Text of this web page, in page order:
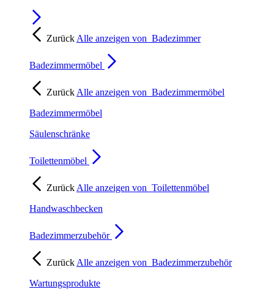
Zurück Alle anzeigen von Badezimmer
Badezimmermöbel
Zurück Alle anzeigen von Badezimmermöbel
Badezimmermöbel
Säulenschränke
Toilettenmöbel
Zurück Alle anzeigen von Toilettenmöbel
Handwaschbecken
Badezimmerzubehör
Zurück Alle anzeigen von Badezimmerzubehör
Wartungsprodukte